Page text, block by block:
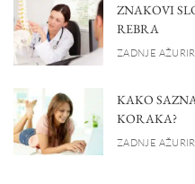
ZNAKOVI
REBRA
ZADNJE
KAKO
KORAKA?
ZADNJE